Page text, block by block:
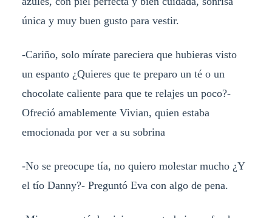
única y muy buen gusto para vestir.
-Cariño, solo mírate pareciera que hubieras visto
un espanto ¿Quieres que te preparo un té o un
chocolate caliente para que te relajes un poco?-
Ofreció amablemente Vivian, quien estaba
emocionada por ver a su sobrina
-No se preocupe tía, no quiero molestar mucho ¿Y
el tío Danny?- Preguntó Eva con algo de pena.